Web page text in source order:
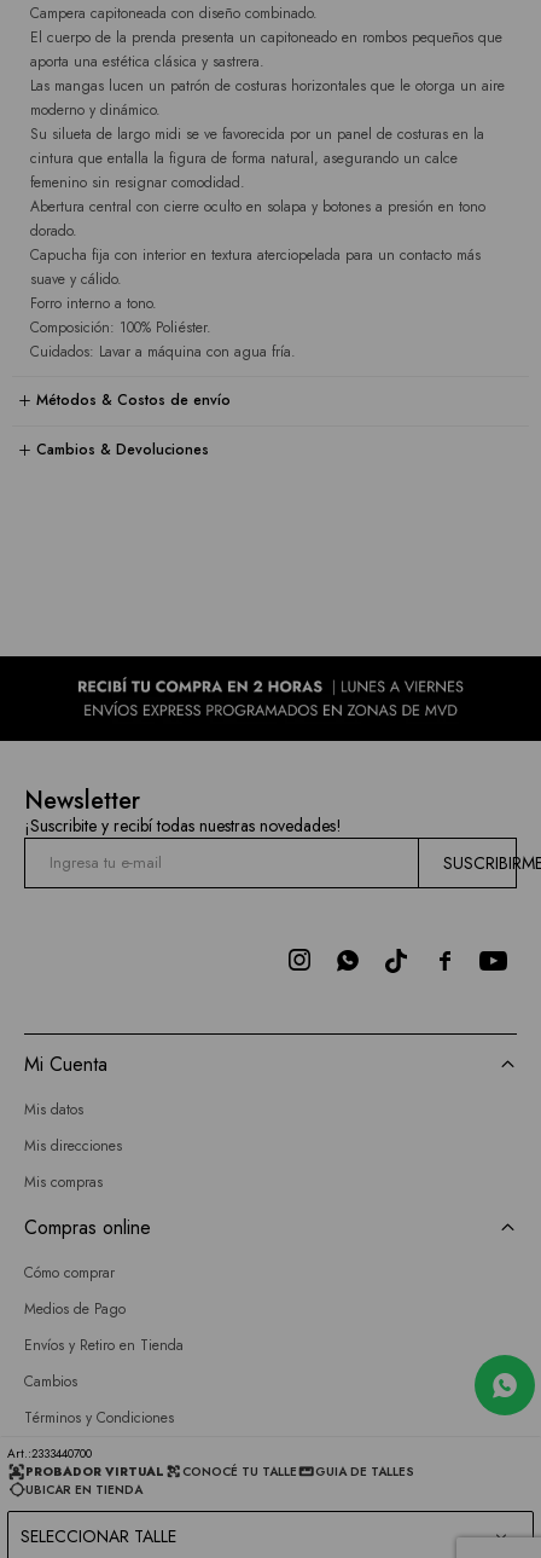
2333440700
PROBADOR VIRTUAL
CONOCÉ TU TALLE
GUIA DE TALLES
UBICAR EN TIENDA
SELECCIONAR TALLE
Campera capitoneada con diseño combinado.
El cuerpo de la prenda presenta un capitoneado en rombos pequeños que
aporta una estética clásica y sastrera.
Las mangas lucen un patrón de costuras horizontales que le otorga un aire
moderno y dinámico.
Su silueta de largo midi se ve favorecida por un panel de costuras en la
cintura que entalla la figura de forma natural, asegurando un calce
femenino sin resignar comodidad.
Abertura central con cierre oculto en solapa y botones a presión en tono
dorado.
Capucha fija con interior en textura aterciopelada para un contacto más
suave y cálido.
Forro interno a tono.
Composición: 100% Poliéster.
Cuidados: Lavar a máquina con agua fría.
Métodos & Costos de envío
Cambios & Devoluciones
Newsletter
¡Suscribite y recibí todas nuestras novedades!

 
Mi Cuenta
Mis datos
Mis direcciones
Mis compras
Compras online
Cómo comprar
Medios de Pago
Envíos y Retiro en Tienda
Cambios
Términos y Condiciones
GIFT CARD
Empresa
Sobre nosotros